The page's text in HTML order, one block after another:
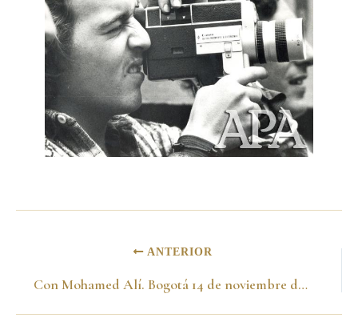
ANTERIOR
Con Mohamed Alí. Bogotá 14 de noviembre de 1977